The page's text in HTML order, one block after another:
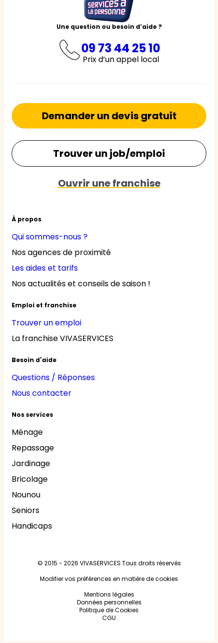
Une question ou besoin d’aide ?
09 73 44 25 10
Prix d’un appel local
À propos
Qui sommes-nous ?
Nos agences de proximité
Les aides et tarifs
Nos actualités et conseils de saison !
Emploi et franchise
Trouver un emploi
La franchise VIVASERVICES
Besoin d'aide
Questions / Réponses
Nous contacter
Nos services
Ménage
Repassage
Jardinage
Bricolage
Nounou
Seniors
Handicaps
Demander un devis gratuit
Trouver un job/emploi
Ouvrir une franchise
© 2015 - 2026 VIVASERVICES Tous droits réservés
Modifier vos préférences en matière de cookies
Mentions légales
Données personnelles
Politique de Cookies
CGU